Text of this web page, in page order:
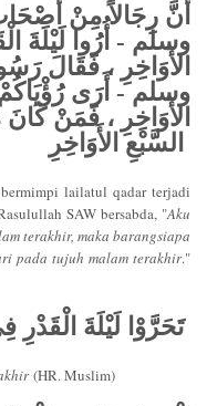
أَنَّ رِجَالاً مِنْ
وسلم - أُرُوا لَيْلَةَ
الأَوَاخِرِ ، فَقَالَ
وسلم - أَرَى
الأَوَاخِرِ ، فَمَنْ
lailatul qadar terjadi
SAW bersabda, "Aku
terakhir, maka barangsiapa
pada tujuh malam terakhir."
تَحَرَّوْا لَيْلَةَ الْقَدْرِ فِى السَّبْعِ الأَوَاخِرِ
(HR. Muslim)